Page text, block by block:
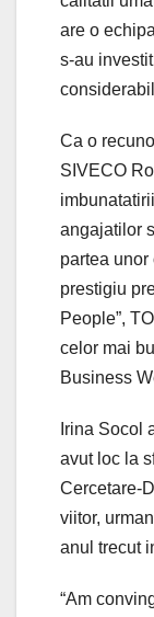
are o
s-au
Ca o
SIVECO
angajatilor
partea
prestigiu
People”,
celor mai
Business
Irina Socol
avut loc la
Cercetare-
viitor,
anul trecut
“Am